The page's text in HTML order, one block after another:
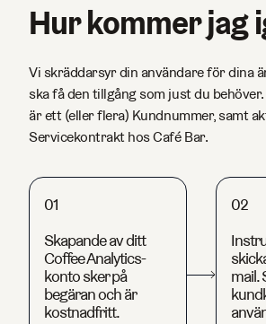
Hur kommer jag
Vi skräddarsyr din användare för dina
ska få den tillgång som just du
är ett (eller flera) Kundnummer, samt
Servicekontrakt hos Café Bar.
01
Skapande av ditt
Coffee Analytics-
konto sker på
begäran och är
kostnadfritt.
02
mail.